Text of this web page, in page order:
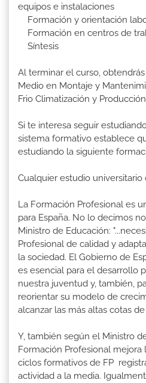
equipos e instalaciones
Formación y orientación
Formación en centros de
Síntesis
Al terminar el curso,
Medio en Montaje y
Frio Climatización y
Si te interesa seguir
sistema formativo establece
estudiando la siguiente
Cualquier estudio universitario
La Formación Profesional es
para España. No lo decimos
Ministro de Educación:
Profesional de calidad y
la sociedad. El Gobierno de
es esencial para el desarrollo
nuestra juventud y, también,
reorientar su modelo de
alcanzar las más altas cotas
Y, también según el Ministro
Formación Profesional
ciclos formativos de FP
actividad a la media.